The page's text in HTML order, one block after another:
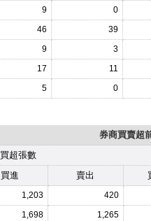
9
0
46
39
9
3
17
11
5 0
券商買賣超
買超張數
買進 賣出
1,203
420
1,698
1,265